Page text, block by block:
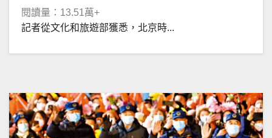
閱讀量：13.51萬+
記者從文化和旅遊部獲悉，北京時...